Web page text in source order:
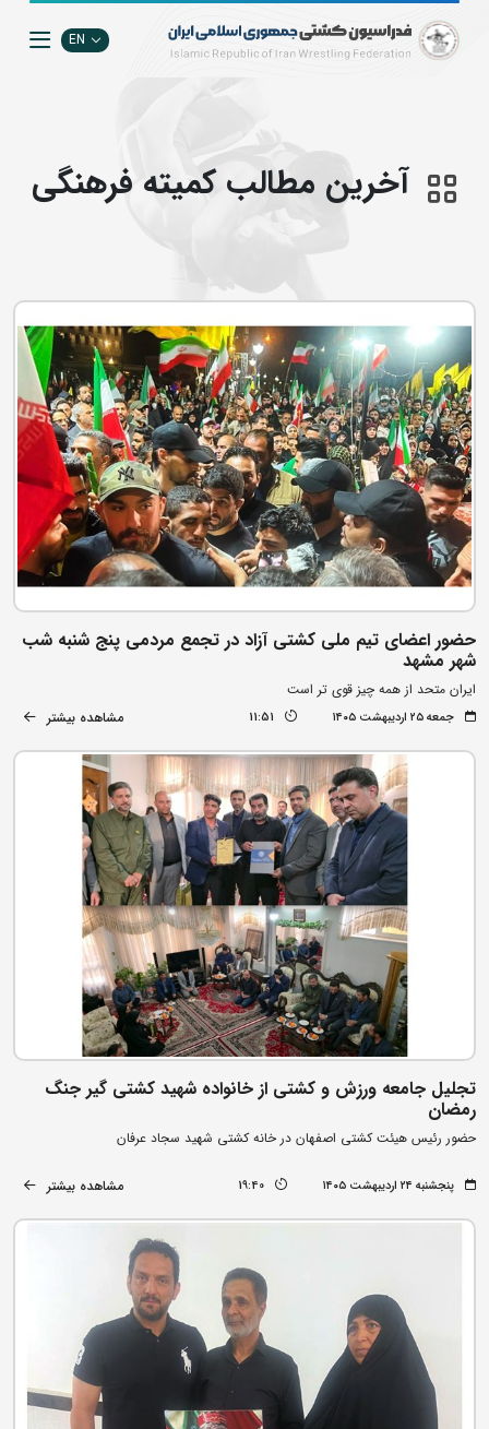
EN
آخرین مطالب كميته فرهنگي
حضور اعضای تیم ملی کشتی آزاد در تجمع مردمی پنج شنبه شب
شهر مشهد
ایران متحد از همه چیز قوی تر است
جمعه ۲۵ اردیبهشت ۱۴۰۵ 11:51 مشاهده بیشتر
تجلیل جامعه ورزش و کشتی از خانواده شهید کشتی‌ گیر جنگ
رمضان
حضور رئیس هیئت کشتی اصفهان در خانه کشتی شهید سجاد عرفان
پنجشنبه ۲۴ اردیبهشت ۱۴۰۵ 19:40 مشاهده بیشتر